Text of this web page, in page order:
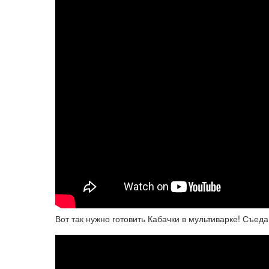
Вот так нужно готовить Кабачки в мультиварке!